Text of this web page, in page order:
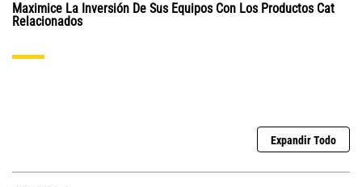
Maximice La Inversión De Sus Equipos Con Los Productos Cat
Relacionados
Expandir Todo